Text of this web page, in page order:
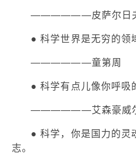
——————皮萨尔日
● 科学世界是无穷的领
——————童第周
● 科学有点儿像你呼
——————艾森豪威
● 科学，你是国力的灵
志。